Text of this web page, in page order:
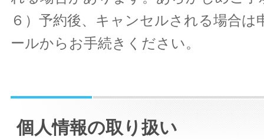
６）予約後、キャンセルされる場合は
ールからお手続きください。
個人情報の取り扱い